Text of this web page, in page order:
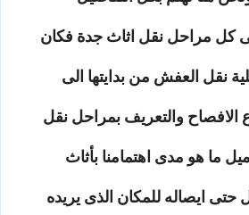
كل مراحل نقل اثاث جدة فكان
نقل العفش من بدايتها الى
الافصاح والتعريف بمراحل نقل
ما هو مدى اهتمامنا بأثاث
حتى ايصاله للمكان الذى يريده